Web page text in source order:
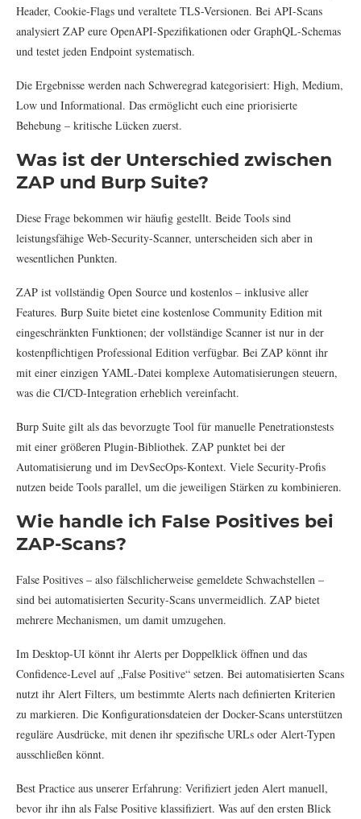
Header, Cookie-Flags und veraltete TLS-Versionen. Bei API-Scans
analysiert ZAP eure OpenAPI-Spezifikationen oder GraphQL-Schemas
und testet jeden Endpoint systematisch.
Die Ergebnisse werden nach Schweregrad kategorisiert: High, Medium,
Low und Informational. Das ermöglicht euch eine priorisierte
Behebung – kritische Lücken zuerst.
Was ist der Unterschied zwischen
ZAP und Burp Suite?
Diese Frage bekommen wir häufig gestellt. Beide Tools sind
leistungsfähige Web-Security-Scanner, unterscheiden sich aber in
wesentlichen Punkten.
ZAP ist vollständig Open Source und kostenlos – inklusive aller
Features. Burp Suite bietet eine kostenlose Community Edition mit
eingeschränkten Funktionen; der vollständige Scanner ist nur in der
kostenpflichtigen Professional Edition verfügbar. Bei ZAP könnt ihr
mit einer einzigen YAML-Datei komplexe Automatisierungen steuern,
was die CI/CD-Integration erheblich vereinfacht.
Burp Suite gilt als das bevorzugte Tool für manuelle Penetrationstests
mit einer größeren Plugin-Bibliothek. ZAP punktet bei der
Automatisierung und im DevSecOps-Kontext. Viele Security-Profis
nutzen beide Tools parallel, um die jeweiligen Stärken zu kombinieren.
Wie handle ich False Positives bei
ZAP-Scans?
False Positives – also fälschlicherweise gemeldete Schwachstellen –
sind bei automatisierten Security-Scans unvermeidlich. ZAP bietet
mehrere Mechanismen, um damit umzugehen.
Im Desktop-UI könnt ihr Alerts per Doppelklick öffnen und das
Confidence-Level auf „False Positive“ setzen. Bei automatisierten Scans
nutzt ihr Alert Filters, um bestimmte Alerts nach definierten Kriterien
zu markieren. Die Konfigurationsdateien der Docker-Scans unterstützen
reguläre Ausdrücke, mit denen ihr spezifische URLs oder Alert-Typen
ausschließen könnt.
Best Practice aus unserer Erfahrung: Verifiziert jeden Alert manuell,
bevor ihr ihn als False Positive klassifiziert. Was auf den ersten Blick